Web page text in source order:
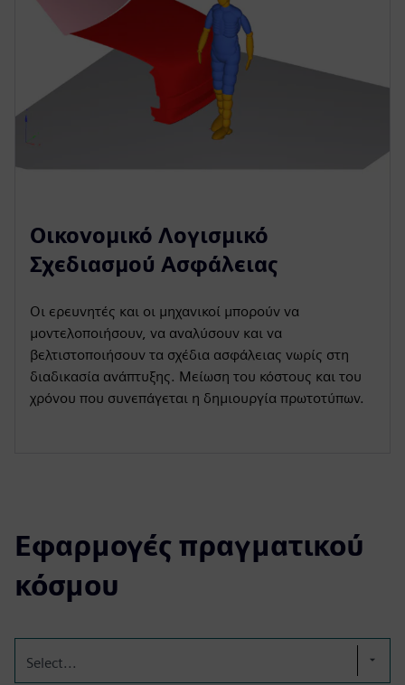
Οικονομικό Λογισμικό
Σχεδιασμού Ασφάλειας
Οι ερευνητές και οι μηχανικοί μπορούν να
μοντελοποιήσουν, να αναλύσουν και να
βελτιστοποιήσουν τα σχέδια ασφάλειας νωρίς στη
διαδικασία ανάπτυξης. Μείωση του κόστους και του
χρόνου που συνεπάγεται η δημιουργία πρωτοτύπων.
Εφαρμογές πραγματικού
κόσμου
Select...